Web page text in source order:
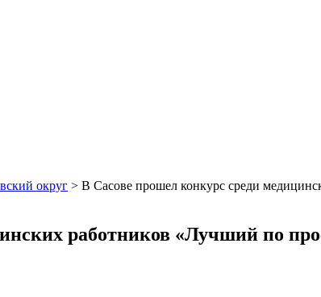
округ > В Сасове прошел конкурс среди
работников «Лучший по